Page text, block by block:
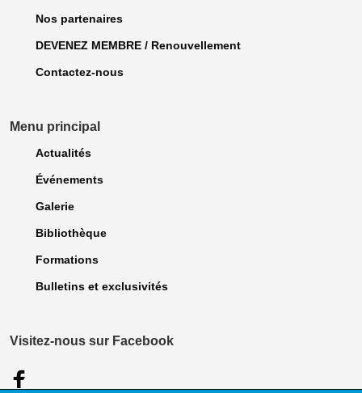
Nos partenaires
DEVENEZ MEMBRE / Renouvellement
Contactez-nous
Menu principal
Actualités
Événements
Galerie
Bibliothèque
Formations
Bulletins et exclusivités
Visitez-nous sur Facebook